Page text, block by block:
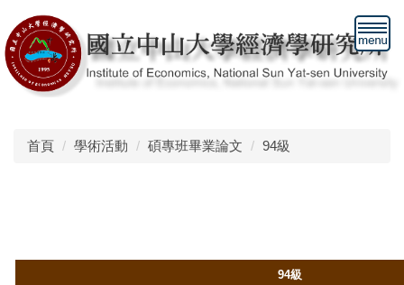
到
主
要
首頁
學術活動 碩專班畢業論文 94級
94級